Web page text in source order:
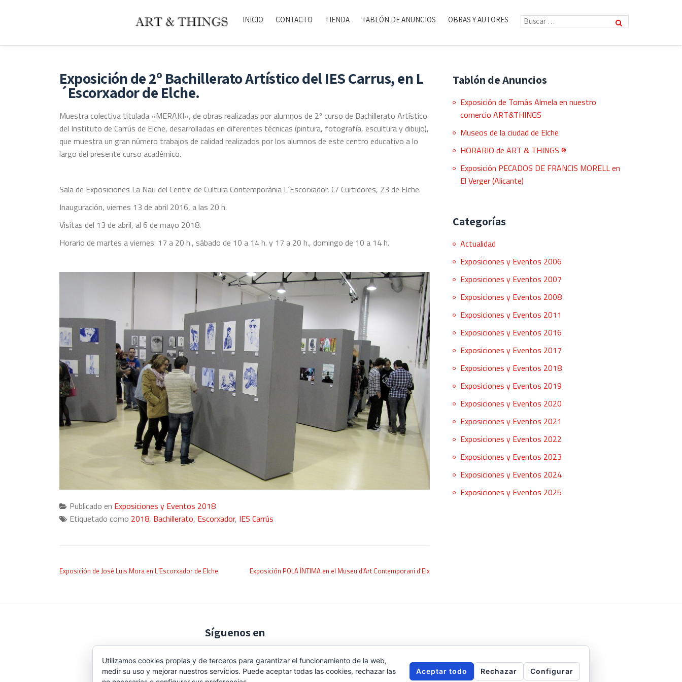
INICIO CONTACTO TIENDA TABLÓN DE ANUNCIOS OBRAS Y AUTORES
Exposición de 2º Bachillerato Artístico del IES Carrus, en L
´Escorxador de Elche.
Muestra colectiva titulada «MERAKI», de obras realizadas por alumnos de 2º curso de Bachillerato Artístico
del Instituto de Carrús de Elche, desarrolladas en diferentes técnicas (pintura, fotografía, escultura y dibujo),
que muestra un gran número trabajos de calidad realizados por los alumnos de este centro educativo a lo
largo del presente curso académico.
Sala de Exposiciones La Nau del Centre de Cultura Contemporània L´Escorxador, C/ Curtidores, 23 de Elche.
Inauguración, viernes 13 de abril 2016, a las 20 h.
Visitas del 13 de abril, al 6 de mayo 2018.
Horario de martes a viernes: 17 a 20 h., sábado de 10 a 14 h. y 17 a 20 h., domingo de 10 a 14 h.
Publicado en Exposiciones y Eventos 2018
Etiquetado como 2018, Bachillerato, Escorxador, IES Carrús
Exposición de José Luis Mora en L´Escorxador de Elche Exposición POLA ÍNTIMA en el Museu d’Art Contemporani d’Elx
Tablón de Anuncios
Exposición de Tomás Almela en nuestro
comercio ART&THINGS
Museos de la ciudad de Elche
HORARIO de ART & THINGS ®
Exposición PECADOS DE FRANCIS MORELL en
El Verger (Alicante)
Categorías
Actualidad
Exposiciones y Eventos 2006
Exposiciones y Eventos 2007
Exposiciones y Eventos 2008
Exposiciones y Eventos 2011
Exposiciones y Eventos 2016
Exposiciones y Eventos 2017
Exposiciones y Eventos 2018
Exposiciones y Eventos 2019
Exposiciones y Eventos 2020
Exposiciones y Eventos 2021
Exposiciones y Eventos 2022
Exposiciones y Eventos 2023
Exposiciones y Eventos 2024
Exposiciones y Eventos 2025
Síguenos en
Utilizamos cookies propias y de terceros para garantizar el funcionamiento de la web,
medir su uso y mejorar nuestros servicios. Puede aceptar todas las cookies, rechazar las
Aceptar todo Rechazar Configurar